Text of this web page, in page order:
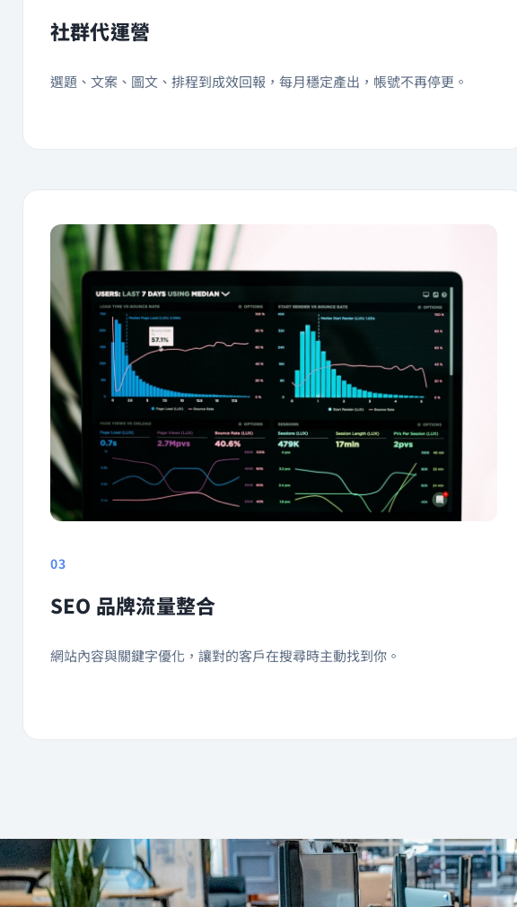
社群代運營
選題、文案、圖文、排程到成效回報，每月穩定產出，帳號不再停更。
03
SEO 品牌流量整合
網站內容與關鍵字優化，讓對的客戶在搜尋時主動找到你。